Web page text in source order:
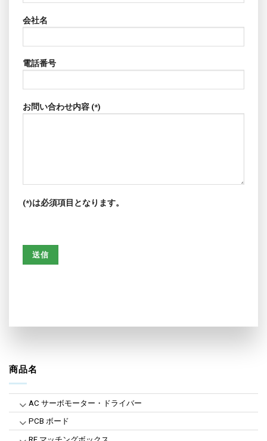
商品名
AC サーボモーター・ドライバー
PCB ボード
会社名
電話番号
お問い合わせ内容 (*)
(*)は必須項目となります。